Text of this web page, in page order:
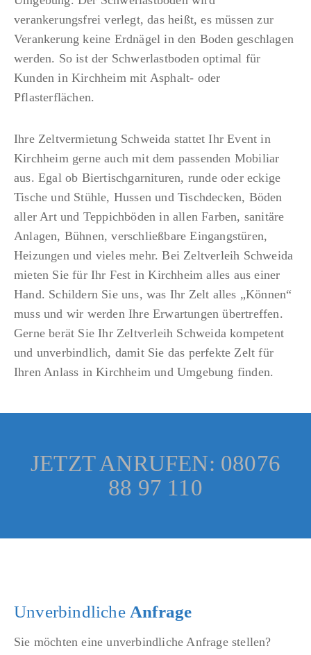
verankerungsfrei verlegt, das heißt, es müssen zur
Verankerung keine Erdnägel in den Boden geschlagen
werden. So ist der Schwerlastboden optimal für
Kunden in Kirchheim mit Asphalt- oder
Pflasterflächen.
Ihre Zeltvermietung Schweida stattet Ihr Event in
Kirchheim gerne auch mit dem passenden Mobiliar
aus. Egal ob Biertischgarnituren, runde oder eckige
Tische und Stühle, Hussen und Tischdecken, Böden
aller Art und Teppichböden in allen Farben, sanitäre
Anlagen, Bühnen, verschließbare Eingangstüren,
Heizungen und vieles mehr. Bei Zeltverleih Schweida
mieten Sie für Ihr Fest in Kirchheim alles aus einer
Hand. Schildern Sie uns, was Ihr Zelt alles „Können“
muss und wir werden Ihre Erwartungen übertreffen.
Gerne berät Sie Ihr Zeltverleih Schweida kompetent
und unverbindlich, damit Sie das perfekte Zelt für
Ihren Anlass in Kirchheim und Umgebung finden.
JETZT ANRUFEN: 08076
88 97 110
Unverbindliche Anfrage
Sie möchten eine unverbindliche Anfrage stellen?